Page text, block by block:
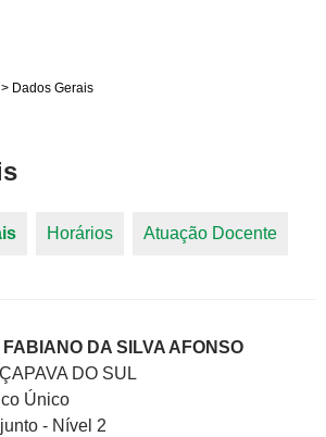
> Dados Gerais
(aba ativa)
Horários Atuação Docente
DA SILVA AFONSO
DO SUL
Único
- Nível 2